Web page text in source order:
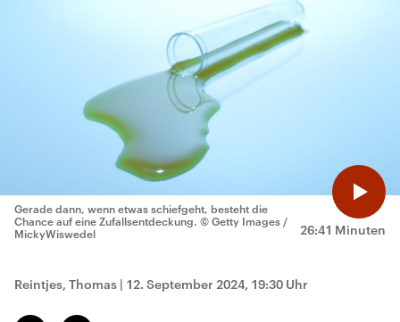
26:41 Minuten
Gerade dann, wenn etwas schiefgeht, besteht die
Chance auf eine Zufallsentdeckung. © Getty Images /
MickyWiswedel
Reintjes, Thomas | 12. September 2024, 19:30 Uhr